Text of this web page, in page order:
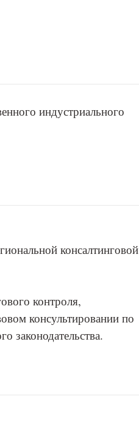
индустриального
консалтинговой
контроля,
консультировании по
законодательства.